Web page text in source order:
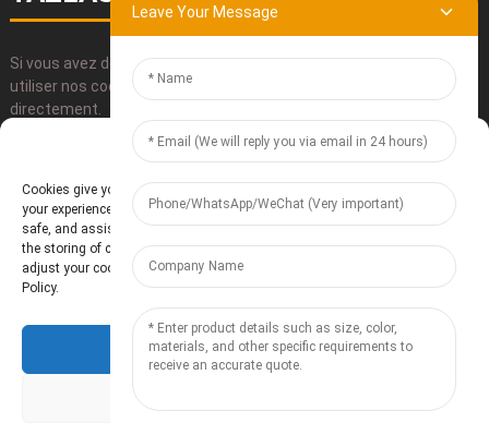
Si vous avez des questions concernant nos produits, veuillez
utiliser nos coordonnées, nous envoyer un courriel ou nous appeler
directement.
Baoding Te'anzhou Electronic Technology Co., Ltd.- Plan du site
Resource
Leave Your Message
Manage Cookie Consent
Cookies give you a personalized experience. Cookie files help us to enhance
your experience using our website, simplify navigation, keep our website
safe, and assist in our marketing efforts. By clicking "Accept", you agree to
the storing of cookies on your device for these purposes. Click "Adjust" to
adjust your cookie preferences. For more information, review our Cookies
Policy.
Accept